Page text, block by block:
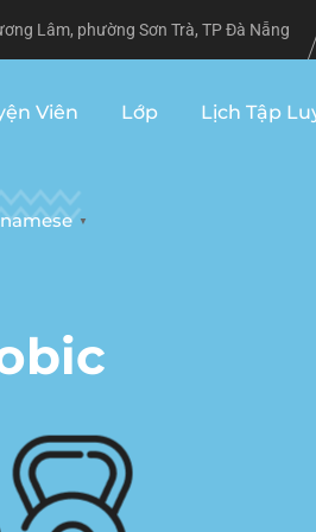
Lâm, phường Sơn Trà, TP Đà Nẵng
Viên Lớp Lịch Tập
▼